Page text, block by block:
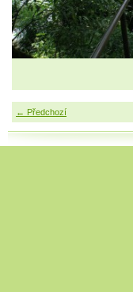
← Předchozí